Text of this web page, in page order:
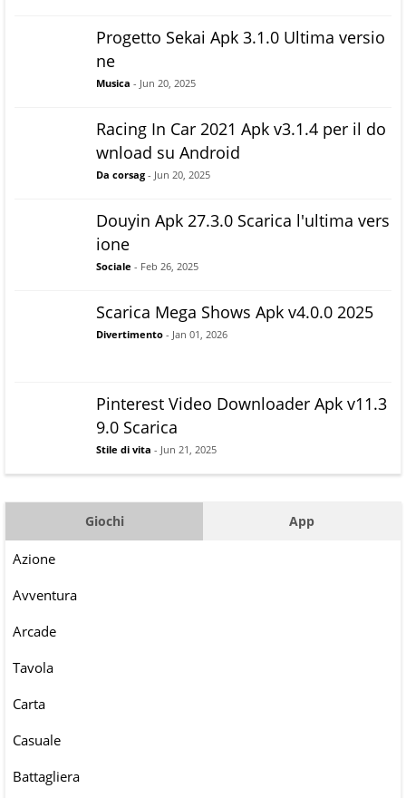
Progetto Sekai Apk 3.1.0 Ultima versio
ne
Musica - Jun 20, 2025
Racing In Car 2021 Apk v3.1.4 per il do
wnload su Android
Da corsag - Jun 20, 2025
Douyin Apk 27.3.0 Scarica l'ultima vers
ione
Sociale - Feb 26, 2025
Scarica Mega Shows Apk v4.0.0 2025
Divertimento - Jan 01, 2026
Pinterest Video Downloader Apk v11.3
9.0 Scarica
Stile di vita - Jun 21, 2025
Giochi App
Azione
Avventura
Arcade
Tavola
Carta
Casuale
Battagliera